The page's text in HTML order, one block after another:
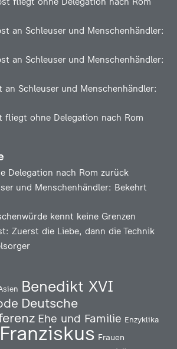
an Schleuser und Menschenhändler:
an Schleuser und Menschenhändler:
an Schleuser und Menschenhändler:
fliegt ohne Delegation nach Rom
Delegation nach Rom zurück
und Menschenhändler: Bekehrt
kennt keine Grenzen
Zuerst die Liebe, dann die Technik
Benedikt XVI
Deutsche
Ehe und Familie Enzyklika
Franziskus Frauen